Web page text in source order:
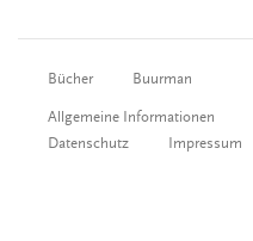
Bücher Buurman
Allgemeine Informationen
Datenschutz
Impressum